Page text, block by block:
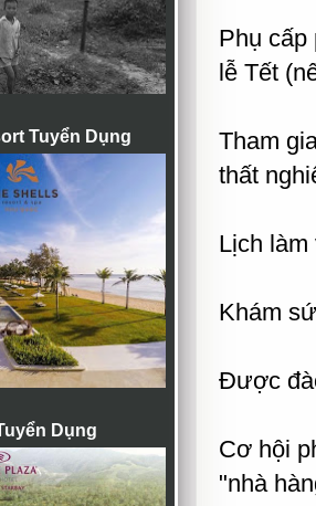
Tuyển Dụng
Dụng
Phụ cấp
lễ Tết
Tham
thất
Lịch làm
Khám
Được
Cơ hội
"nhà